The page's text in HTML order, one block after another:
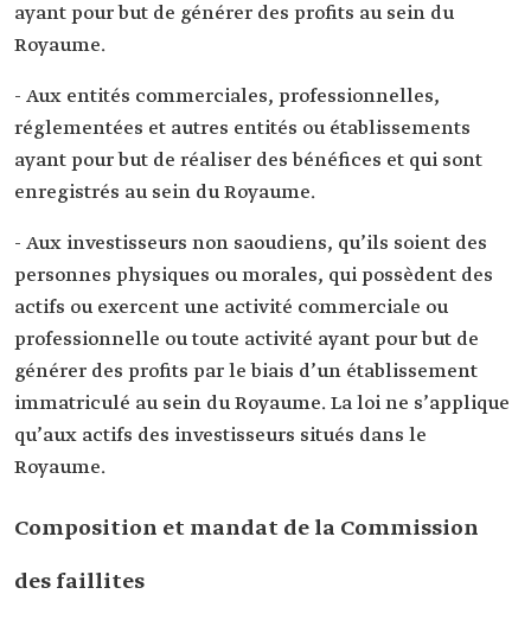
ayant pour but de générer des profits au sein du
Royaume.
- Aux entités commerciales, professionnelles,
réglementées et autres entités ou établissements
ayant pour but de réaliser des bénéfices et qui sont
enregistrés au sein du Royaume.
- Aux investisseurs non saoudiens, qu’ils soient des
personnes physiques ou morales, qui possèdent des
actifs ou exercent une activité commerciale ou
professionnelle ou toute activité ayant pour but de
générer des profits par le biais d’un établissement
immatriculé au sein du Royaume. La loi ne s’applique
qu’aux actifs des investisseurs situés dans le
Royaume.
Composition et mandat de la Commission
des faillites